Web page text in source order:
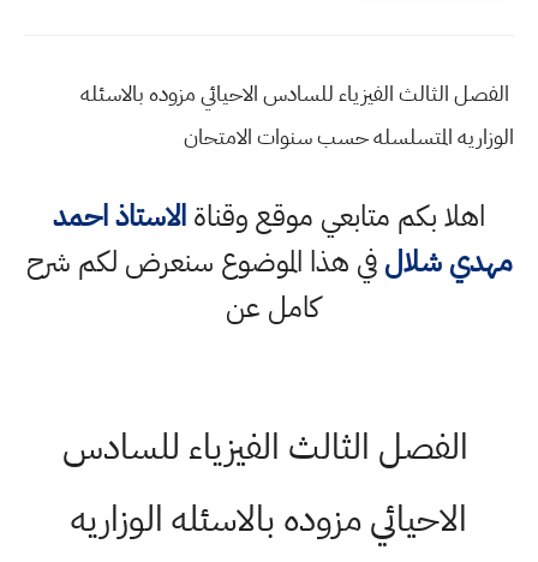
الفصل الثالث الفيزياء للسادس الاحيائي مزوده بالاسئله
الوزاريه المتسلسله حسب سنوات الامتحان
اهلا بكم متابعي موقع وقناةالاستاذ احمد
مهدي شلالفي هذا الموضوع سنعرض لكم شرح
كامل عن
الفصل الثالث الفيزياء للسادس
الاحيائي مزوده بالاسئله الوزاريه